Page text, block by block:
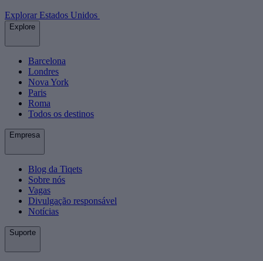
Explorar Estados Unidos
Explore
Barcelona
Londres
Nova York
Paris
Roma
Todos os destinos
Empresa
Blog da Tiqets
Sobre nós
Vagas
Divulgação responsável
Notícias
Suporte